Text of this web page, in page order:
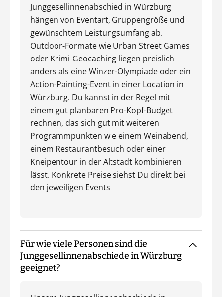
Junggesellinnenabschied in Würzburg
hängen von Eventart, Gruppengröße und
gewünschtem Leistungsumfang ab.
Outdoor-Formate wie Urban Street Games
oder Krimi-Geocaching liegen preislich
anders als eine Winzer-Olympiade oder ein
Action-Painting-Event in einer Location in
Würzburg. Du kannst in der Regel mit
einem gut planbaren Pro-Kopf-Budget
rechnen, das sich gut mit weiteren
Programmpunkten wie einem Weinabend,
einem Restaurantbesuch oder einer
Kneipentour in der Altstadt kombinieren
lässt. Konkrete Preise siehst Du direkt bei
den jeweiligen Events.
Für wie viele Personen sind die
Junggesellinnenabschiede in Würzburg
geeignet?